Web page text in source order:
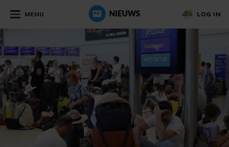
MENU LOG IN